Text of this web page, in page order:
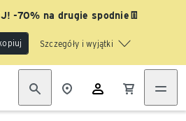
-70% na drugie spodnie👖
Szczegóły i wyjątki